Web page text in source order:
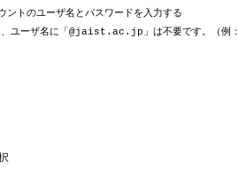
トのユーザ名とパスワードを入力する
ユーザ名に「@jaist.ac.jp」は不要です。（例：